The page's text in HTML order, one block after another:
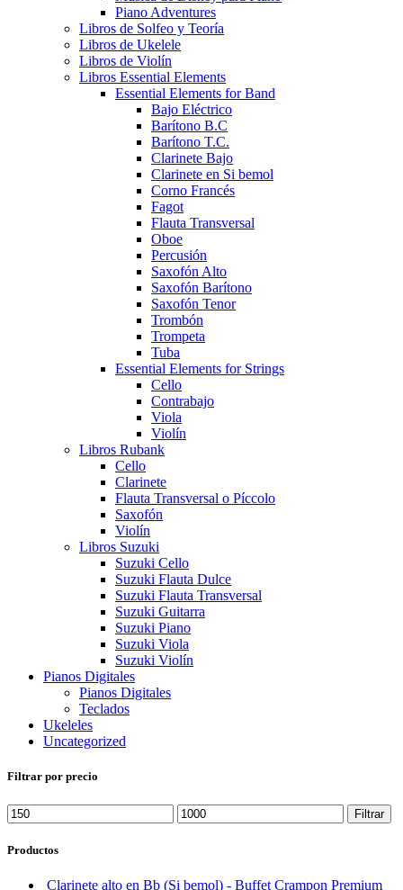
Piano Adventures
Libros de Solfeo y Teoría
Libros de Ukelele
Libros de Violín
Libros Essential Elements
Essential Elements for Band
Bajo Eléctrico
Barítono B.C
Barítono T.C.
Clarinete Bajo
Clarinete en Si bemol
Corno Francés
Fagot
Flauta Transversal
Oboe
Percusión
Saxofón Alto
Saxofón Barítono
Saxofón Tenor
Trombón
Trompeta
Tuba
Essential Elements for Strings
Cello
Contrabajo
Viola
Violín
Libros Rubank
Cello
Clarinete
Flauta Transversal o Píccolo
Saxofón
Violín
Libros Suzuki
Suzuki Cello
Suzuki Flauta Dulce
Suzuki Flauta Transversal
Suzuki Guitarra
Suzuki Piano
Suzuki Viola
Suzuki Violín
Pianos Digitales
Pianos Digitales
Teclados
Ukeleles
Uncategorized
Filtrar por precio
Precio
mínimo
Precio
máximo
Filtrar
Productos
Clarinete alto en Bb (Si bemol) - Buffet Crampon Premium